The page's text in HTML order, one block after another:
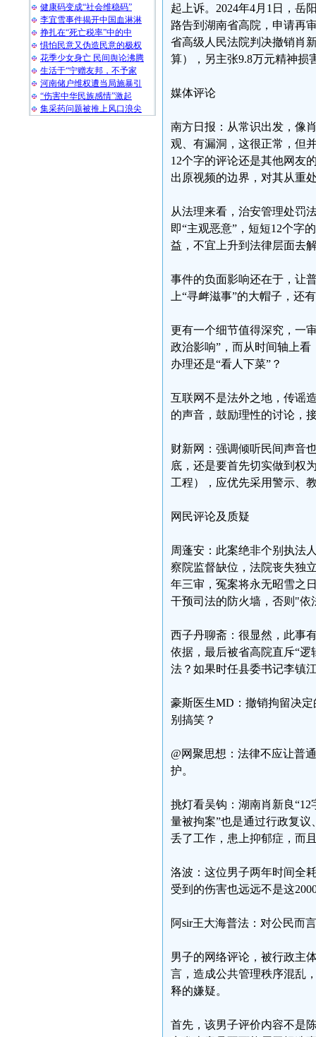
健康码变成“社会维稳码”
李宜雪事件揭开中国血淋淋
挣扎在“死亡税率”中的中
惧怕民意又伪造民意的极权
花季少女身亡 民间舆论沸腾
生活于“宁赠友邦，不予家
河南储户维权遭当局施暴引
“伤害中华民族感情”激起
集采药问题被推上风口浪尖
起上诉。2024年4月1日，岳
路告到湖南省高院，申请再
省高级人民法院判决撤销肖
算），另主张9.8万元精神损
媒体评论
南方日报：从常识出发，像
观、有漏洞，这很正常，但
12个字的评论还是其他网友
出原视频的边界，对其从重
从法理来看，治安管理处罚
即“主观恶意”，短短12个字
益，不宜上升到法律层面去
事件的负面影响还在于，让
上“寻衅滋事”的大帽子，还
更有一个细节值得深究，一
政治影响”，而从时间轴上
办理还是“看人下菜”？
互联网不是法外之地，传谣
的声音，鼓励理性的讨论，
财新网：强调倾听民间声音
底，还是要首先切实做到权
工程），应优先采用警示、
网民评论及质疑
周蓬安：此案绝非个别执法
察院监督缺位，法院丧失独
年三审，冤案将永无昭雪之
干预司法的防火墙，否则"依
西子丹聊斋：很显然，此事
依据，最后被省高院直斥“逻
法？如果时任县委书记李镇
豪斯医生MD：撤销拘留决
别搞笑？
@网聚思想：法律不应让普
护。
挑灯看吴钩：湖南肖新良
量被拘案”也是通过行政复
丢了工作，患上抑郁症，而
洛波：这位男子两年时间全
受到的伤害也远远不是这
阿sir王大海普法：对公民而
男子的网络评论，被行政主
言，造成公共管理秩序混乱
释的嫌疑。
首先，该男子评价内容不是